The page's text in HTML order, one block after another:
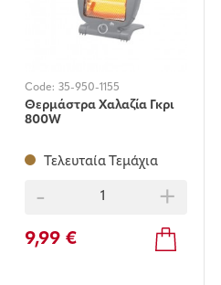
Code: 35-950-1155
Θερμάστρα Χαλαζία Γκρι
800W
Τελευταία Τεμάχια
- +
9,99 €